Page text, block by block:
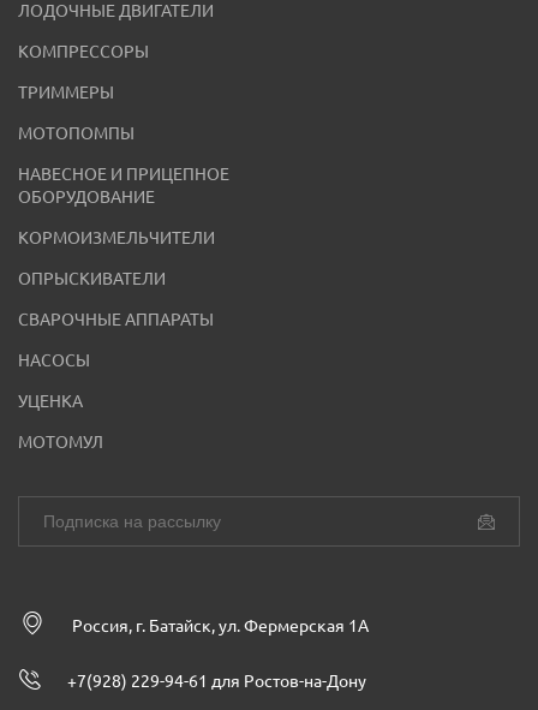
ЛОДОЧНЫЕ ДВИГАТЕЛИ
КОМПРЕССОРЫ
ТРИММЕРЫ
МОТОПОМПЫ
НАВЕСНОЕ И ПРИЦЕПНОЕ
ОБОРУДОВАНИЕ
КОРМОИЗМЕЛЬЧИТЕЛИ
ОПРЫСКИВАТЕЛИ
СВАРОЧНЫЕ АППАРАТЫ
НАСОСЫ
УЦЕНКА
МОТОМУЛ
Россия, г. Батайск, ул. Фермерская 1А
+7(928) 229-94-61 для Ростов-на-Дону